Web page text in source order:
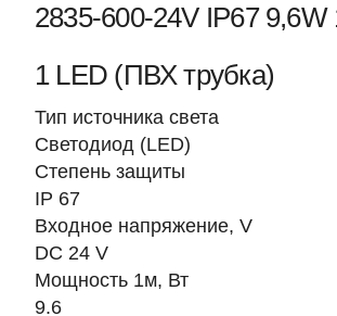
2835-600-24V IP67 9,6W
1 LED (ПВХ трубка)
Тип источника света
Светодиод (LED)
Степень защиты
IP 67
Входное напряжение, V
DC 24 V
Мощность 1м, Вт
9.6